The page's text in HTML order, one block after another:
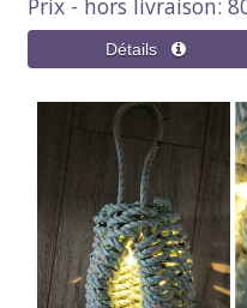
Prix - hors livraison